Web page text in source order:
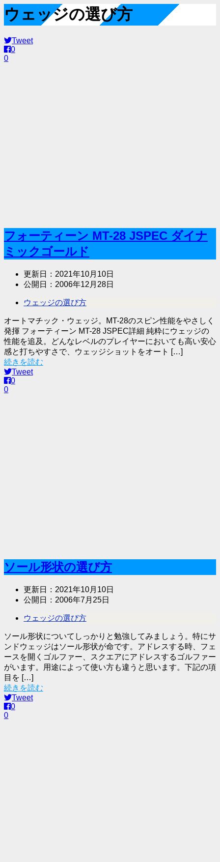
ウェッジの選び方
Tweet
0
0
フォーティーン MT-28 JSPEC ダイナ
ミックゴールド
更新日： 2021年10月10日
公開日： 2006年12月28日
ウェッジの選び方
オートマチック・ウェッジ。MT-28のスピン性能をやさしく
発揮 フォーティーン MT-28 JSPEC詳細 純粋にウェッジの
性能を追及。どんなレベルのプレイヤーにおいても高い安心
感と打ちやすさで、ウェッジショットをオート […]
続きを読む
Tweet
0
0
ソール形状の選び方
更新日： 2021年10月10日
公開日： 2006年7月25日
ウェッジの選び方
ソール形状についてしっかりと勉強してみましょう。特にサ
ンドウェッジはソール形状が命です。アドレスする時、フェ
ースを開くゴルファー、スクエアにアドレスするゴルファー
がいます。用途によって使い方も違うと思います。下記の項
目を […]
続きを読む
Tweet
0
0